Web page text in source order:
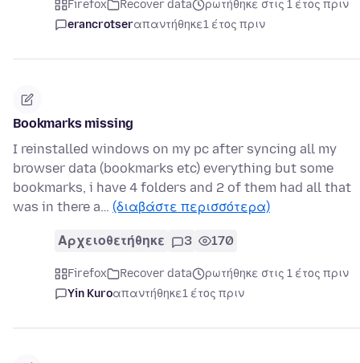
Firefox Recover data
ρωτήθηκε στις 1 έτος πριν
erancrotserαπαντήθηκε1 έτος πριν
Bookmarks missing
I reinstalled windows on my pc after syncing all my
browser data (bookmarks etc) everything but some
bookmarks, i have 4 folders and 2 of them had all that
was in there a… (διαβάστε περισσότερα)
Αρχειοθετήθηκε 3 170
Firefox Recover data
ρωτήθηκε στις 1 έτος πριν
Yin Kuroαπαντήθηκε1 έτος πριν